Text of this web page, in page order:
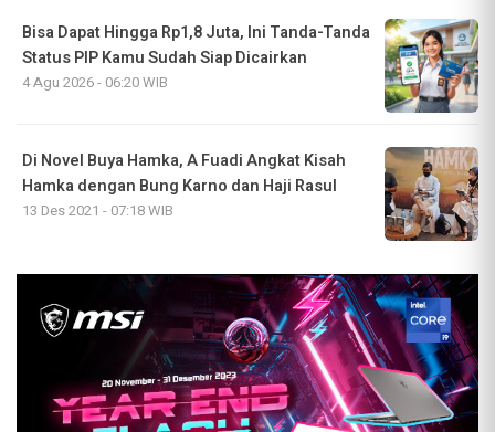
Bisa Dapat Hingga Rp1,8 Juta, Ini Tanda-Tanda
Status PIP Kamu Sudah Siap Dicairkan
4 Agu 2026 - 06:20 WIB
Di Novel Buya Hamka, A Fuadi Angkat Kisah
Hamka dengan Bung Karno dan Haji Rasul
13 Des 2021 - 07:18 WIB